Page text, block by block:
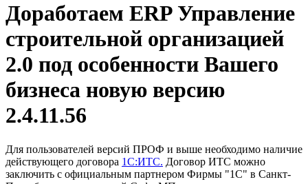
Доработаем ERP Управление
строительной организацией
2.0 под особенности Вашего
бизнеса новую версию
2.4.11.56
Для пользователей версий ПРОФ и выше необходимо наличие
действующего договора 1С:ИТС. Договор ИТС можно
заключить с официальным партнером Фирмы "1С" в Санкт-